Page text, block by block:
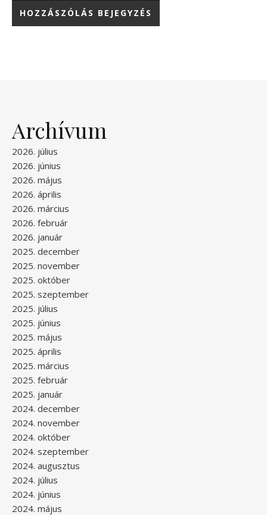
Archívum
2026. július
2026. június
2026. május
2026. április
2026. március
2026. február
2026. január
2025. december
2025. november
2025. október
2025. szeptember
2025. július
2025. június
2025. május
2025. április
2025. március
2025. február
2025. január
2024. december
2024. november
2024. október
2024. szeptember
2024. augusztus
2024. július
2024. június
2024. május